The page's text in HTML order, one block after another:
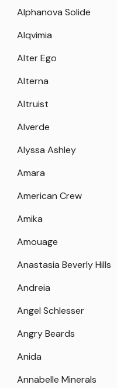
Alphanova Solide
Alqvimia
Alter Ego
Alterna
Altruist
Alverde
Alyssa Ashley
Amara
American Crew
Amika
Amouage
Anastasia Beverly Hills
Andreia
Angel Schlesser
Angry Beards
Anida
Annabelle Minerals